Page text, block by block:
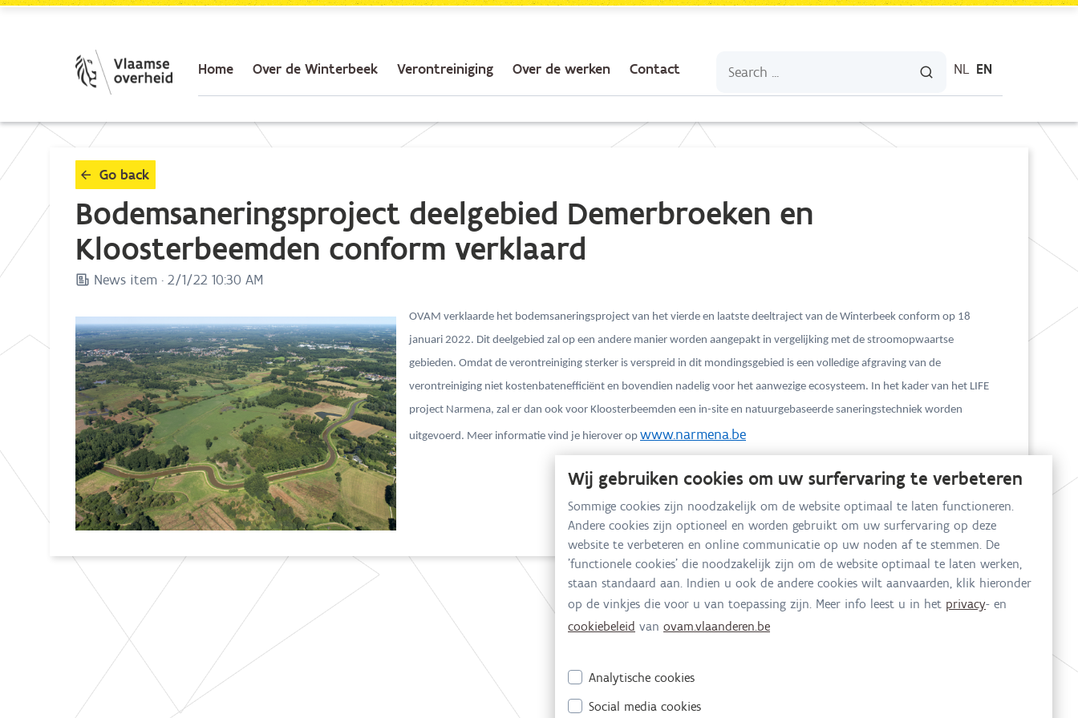
Home Over de Winterbeek Verontreiniging Over de werken Contact NL EN
Go back
Bodemsaneringsproject deelgebied Demerbroeken en
Kloosterbeemden conform verklaard
News item · 2/1/22 10:30 AM
OVAM verklaarde het bodemsaneringsproject van het vierde en laatste deeltraject van de Winterbeek conform op 18
januari 2022. Dit deelgebied zal op een andere manier worden aangepakt in vergelijking met de stroomopwaartse
gebieden. Omdat de verontreiniging sterker is verspreid in dit mondingsgebied is een volledige afgraving van de
verontreiniging niet kostenbatenefficiënt en bovendien nadelig voor het aanwezige ecosysteem. In het kader van het LIFE
project Narmena, zal er dan ook voor Kloosterbeemden een in-site en natuurgebaseerde saneringstechniek worden
uitgevoerd. Meer informatie vind je hierover op www.narmena.be
Wij gebruiken cookies om uw surfervaring te verbeteren
Sommige cookies zijn noodzakelijk om de website optimaal te laten functioneren.
Andere cookies zijn optioneel en worden gebruikt om uw surfervaring op deze
website te verbeteren en online communicatie op uw noden af te stemmen. De
'functionele cookies' die noodzakelijk zijn om de website optimaal te laten werken,
staan standaard aan. Indien u ook de andere cookies wilt aanvaarden, klik hieronder
op de vinkjes die voor u van toepassing zijn. Meer info leest u in het privacy- en
cookiebeleid van ovam.vlaanderen.be
Analytische cookies
Social media cookies